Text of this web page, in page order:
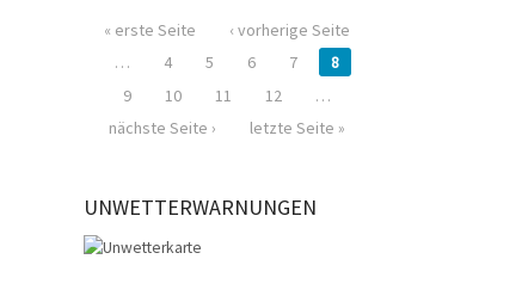
« erste Seite
‹ vorherige Seite
…
4 5 6 7
8
9
10 11 12
…
nächste Seite ›
letzte Seite »
UNWETTERWARNUNGEN